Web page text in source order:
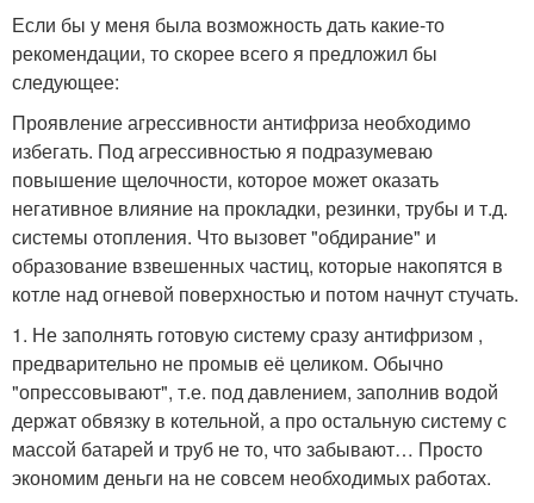
Если бы у меня была возможность дать какие-то
рекомендации, то скорее всего я предложил бы
следующее:
Проявление агрессивности антифриза необходимо
избегать. Под агрессивностью я подразумеваю
повышение щелочности, которое может оказать
негативное влияние на прокладки, резинки, трубы и т.д.
системы отопления. Что вызовет "обдирание" и
образование взвешенных частиц, которые накопятся в
котле над огневой поверхностью и потом начнут стучать.
1. Не заполнять готовую систему сразу антифризом ,
предварительно не промыв её целиком. Обычно
"опрессовывают", т.е. под давлением, заполнив водой
держат обвязку в котельной, а про остальную систему с
массой батарей и труб не то, что забывают… Просто
экономим деньги на не совсем необходимых работах.